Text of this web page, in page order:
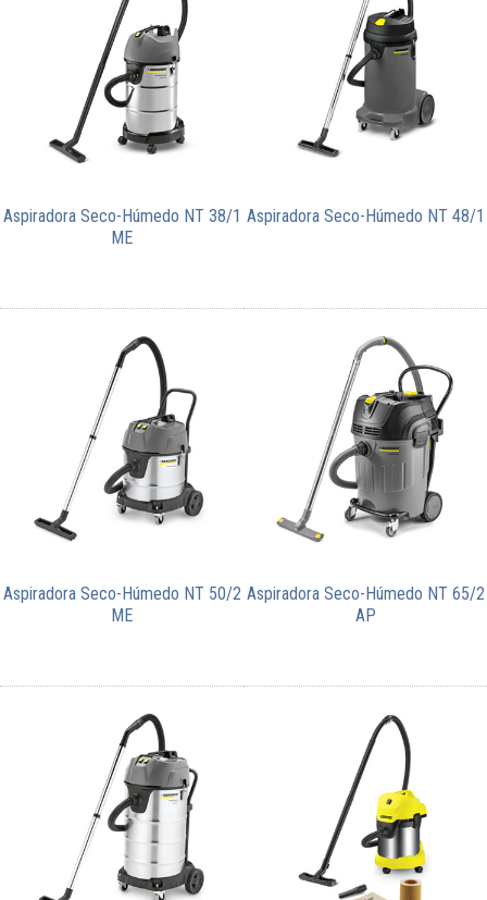
Aspiradora Seco-Húmedo NT 38/1
ME
Aspiradora Seco-Húmedo NT 48/1
Aspiradora Seco-Húmedo NT 50/2
ME
Aspiradora Seco-Húmedo NT 65/2
AP